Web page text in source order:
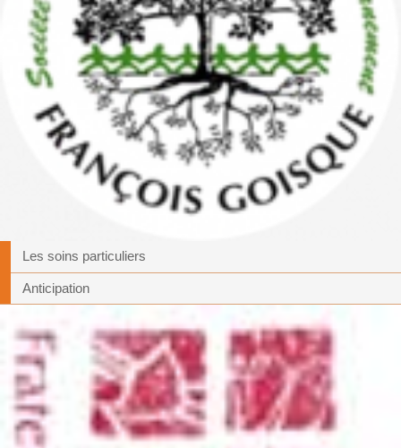
Les soins particuliers
Anticipation